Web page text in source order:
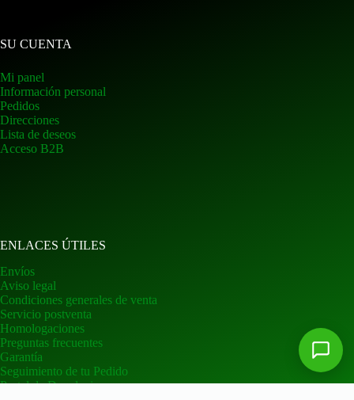
SU CUENTA
Mi panel
Información personal
Pedidos
Direcciones
Lista de deseos
Acceso B2B
ENLACES ÚTILES
Envíos
Aviso legal
Condiciones generales de venta
Servicio postventa
Homologaciones
Preguntas frecuentes
Garantía
Seguimiento de tu Pedido
Portal de Devoluciones